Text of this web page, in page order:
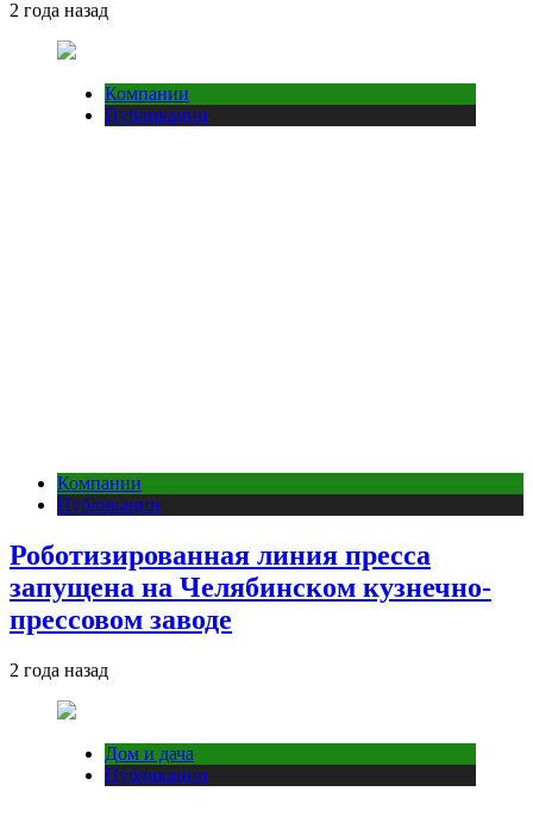
2 года назад
Компании
Публикации
Компании
Публикации
Роботизированная линия пресса
запущена на Челябинском кузнечно-
прессовом заводе
2 года назад
Дом и дача
Публикации